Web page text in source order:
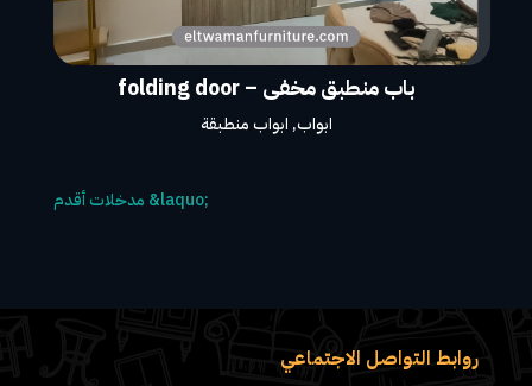
باب منطبق مخفى – folding door
ابواب, ابواب منطبقة
روابط التواصل الاجتماعي